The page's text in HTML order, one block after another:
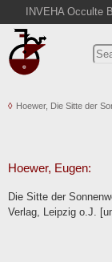
INVEHA Occulte
Home
Advanced Search
Cart
Contact
Hoewer, Die Sitte der
Hoewer, Eugen:
Die Sitte der
Verlag, Leipzig o.J.